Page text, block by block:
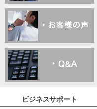
ビジネスサポート